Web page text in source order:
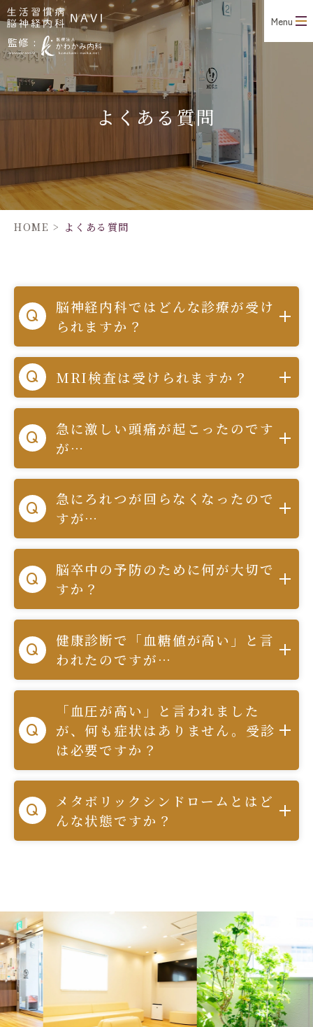
Menu
よくある質問
HOME > よくある質問
脳神経内科ではどんな診療が受け
られますか？
MRI検査は受けられますか？
急に激しい頭痛が起こったのです
が…
急にろれつが回らなくなったので
すが…
脳卒中の予防のために何が大切で
すか？
健康診断で「血糖値が高い」と言
われたのですが…
「血圧が高い」と言われました
が、何も症状はありません。受診
は必要ですか？
メタボリックシンドロームとはど
んな状態ですか？
Previous